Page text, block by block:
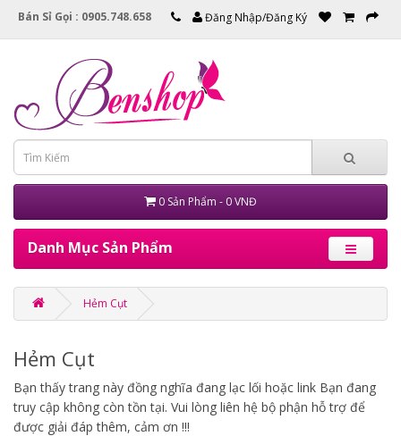
Bán Sỉ Gọi : 0905.748.658 Đăng Nhập/Đăng Ký
0 Sản Phẩm - 0 VNĐ
Danh Mục Sản Phẩm
Hẻm Cụt
Hẻm Cụt
Bạn thấy trang này đồng nghĩa đang lạc lối hoặc link Bạn đang
truy cập không còn tồn tại. Vui lòng liên hệ bộ phận hỗ trợ để
được giải đáp thêm, cảm ơn !!!